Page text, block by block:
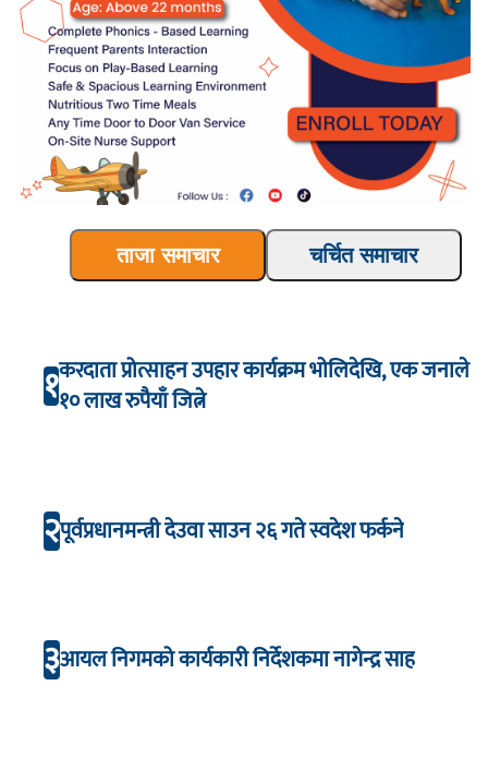
ताजा समाचार चर्चित समाचार
१करदाता प्रोत्साहन उपहार कार्यक्रम भाेलिदेखि, एक जनाले
१० लाख रुपैयाँ जित्ने
२पूर्वप्रधानमन्त्री देउवा साउन २६ गते स्वदेश फर्कने
३आयल निगमको कार्यकारी निर्देशकमा नागेन्द्र साह